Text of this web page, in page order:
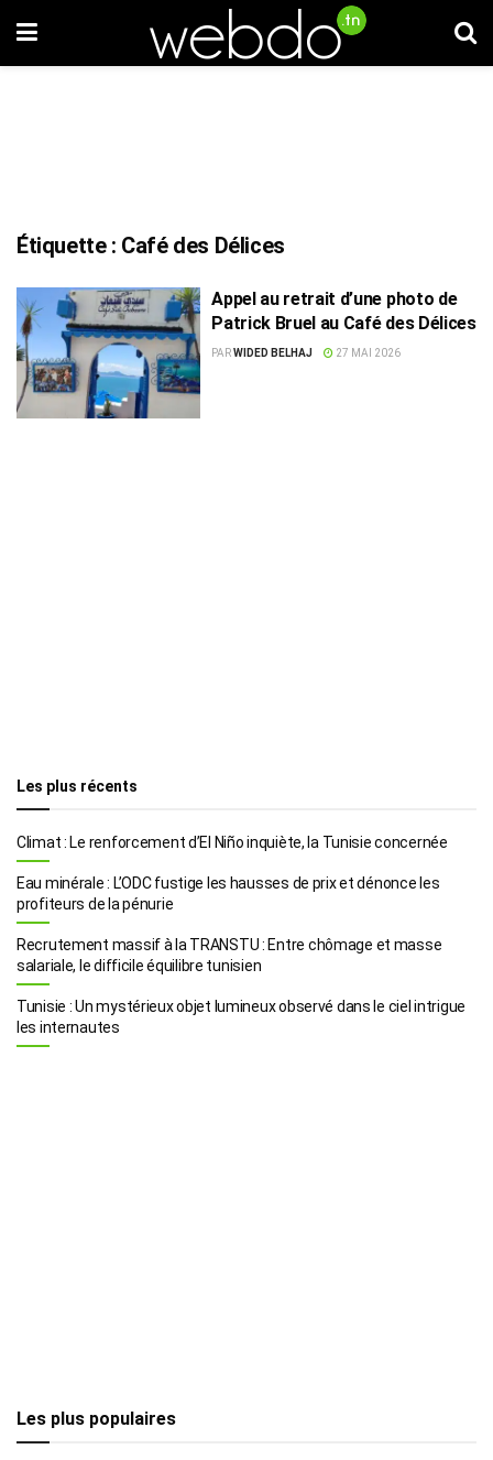
Étiquette : Café des Délices
Appel au retrait d’une photo de
Patrick Bruel au Café des Délices
PARWIDED BELHAJ 27 MAI 2026
Les plus récents
Climat : Le renforcement d’El Niño inquiète, la Tunisie concernée
Eau minérale : L’ODC fustige les hausses de prix et dénonce les
profiteurs de la pénurie
Recrutement massif à la TRANSTU : Entre chômage et masse
salariale, le difficile équilibre tunisien
Tunisie : Un mystérieux objet lumineux observé dans le ciel intrigue
les internautes
Les plus populaires